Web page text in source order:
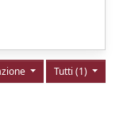
Tutti (1)